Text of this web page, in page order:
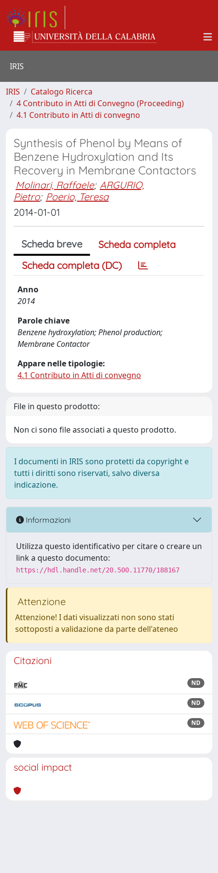
IRIS
IRIS
Catalogo Ricerca
4 Contributo in Atti di Convegno (Proceeding)
4.1 Contributo in Atti di convegno
Synthesis of Phenol by Means of
Benzene Hydroxylation and Its
Recovery in Membrane Contactors
Molinari, Raffaele; ARGURIO,
Pietro; Poerio, Teresa
2014-01-01
Scheda breve
Scheda completa
Scheda completa (DC)
Anno
2014
Parole chiave
Benzene hydroxylation; Phenol production;
Membrane Contactor
Appare nelle tipologie:
4.1 Contributo in Atti di convegno
File in questo prodotto:
Non ci sono file associati a questo prodotto.
I documenti in IRIS sono protetti da copyright e
tutti i diritti sono riservati, salvo diversa
indicazione.
Informazioni
Utilizza questo identificativo per citare o creare un
link a questo documento:
https://hdl.handle.net/20.500.11770/188167
Attenzione
Attenzione! I dati visualizzati non sono stati
sottoposti a validazione da parte dell'ateneo
Citazioni
ND
ND
ND
social impact